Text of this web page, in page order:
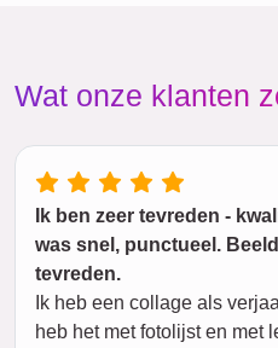
Wat onze klanten
Ik ben zeer tevreden -
was snel, punctueel.
tevreden.
Ik heb een collage als
heb het met fotolijst en met